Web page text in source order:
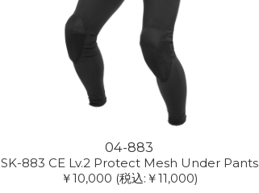
04-883
SK-883 CE Lv.2 Protect Mesh Under Pants
￥10,000 (税込:￥11,000)